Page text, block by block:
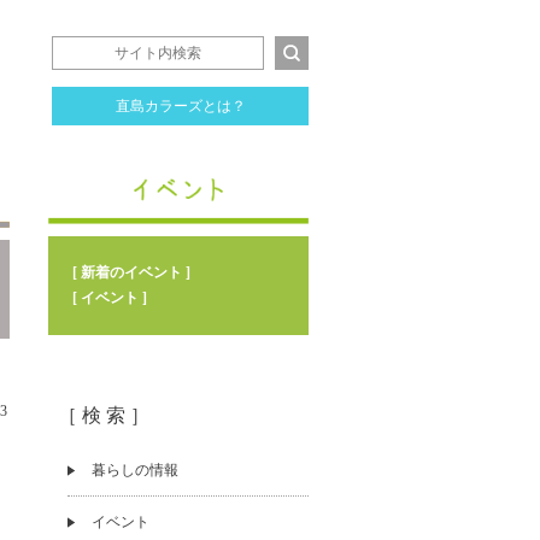
直島カラーズとは？
[ 新着のイベント ]
[ イベント ]
［ 検 索 ］
暮らしの情報
イベント